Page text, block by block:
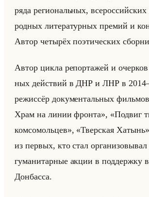
ряда ре­ги­ональных,
род­ных ли­те­ра­тур­ных пре­мий и
Автор че­ты­рёх по­эти­че­ских
Автор цикла ре­пор­та­жей и
ных действий в ДНР и ЛНР в
ре­жис­сёр до­ку­мен­тальных
Храм на линии фронта», «Подвиг
комсомольцев», «Тверская
из пер­вых, кто стал
гу­ма­ни­тар­ные акции в под­держ­ку
Дон­бас­са.